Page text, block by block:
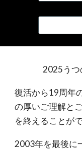
2025う
復活から19周年
の厚いご理解と
を終えることが
2003年を最後に